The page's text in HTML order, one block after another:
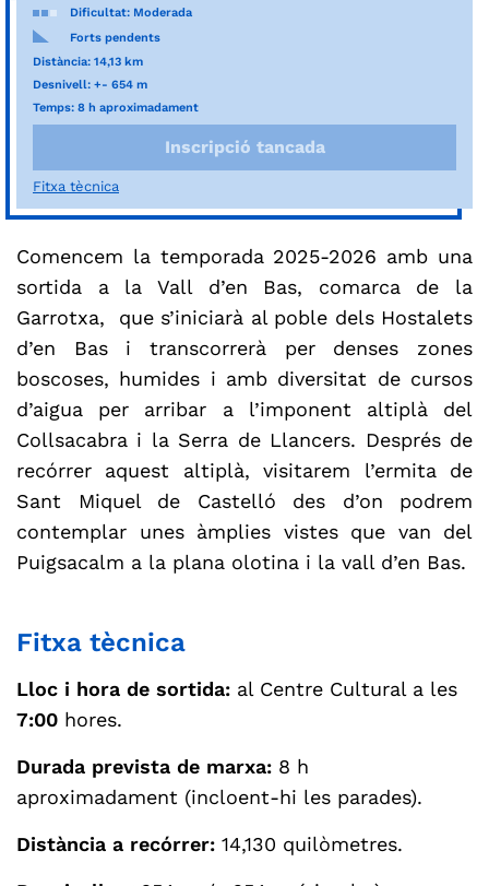
Dificultat: Moderada
Forts pendents
Distància: 14,13 km
Desnivell: +- 654 m
Temps: 8 h aproximadament
Inscripció tancada
Fitxa tècnica
Comencem la temporada 2025-2026 amb una
sortida a la Vall d’en Bas, comarca de la
Garrotxa, que s’iniciarà al poble dels Hostalets
d’en Bas i transcorrerà per denses zones
boscoses, humides i amb diversitat de cursos
d’aigua per arribar a l’imponent altiplà del
Collsacabra i la Serra de Llancers. Després de
recórrer aquest altiplà, visitarem l’ermita de
Sant Miquel de Castelló des d’on podrem
contemplar unes àmplies vistes que van del
Puigsacalm a la plana olotina i la vall d’en Bas.
Fitxa tècnica
Lloc i hora de sortida: al Centre Cultural a les
7:00 hores.
Durada prevista de marxa: 8 h
aproximadament (incloent-hi les parades).
Distància a recórrer: 14,130 quilòmetres.